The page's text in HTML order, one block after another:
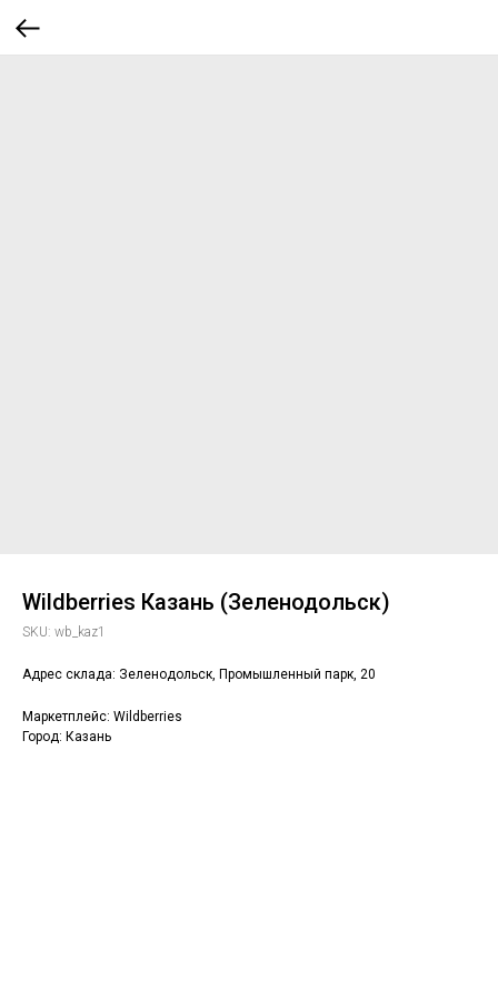
Wildberries Казань (Зеленодольск)
SKU: wb_kaz1
Адрес склада: Зеленодольск, Промышленный парк, 20
Маркетплейс: Wildberries
Город: Казань